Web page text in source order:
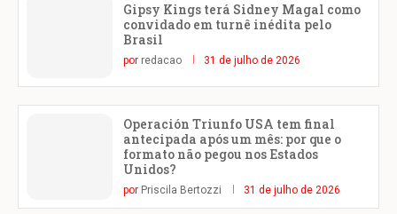
Gipsy Kings terá Sidney Magal como
convidado em turnê inédita pelo
Brasil
por redacao 31 de julho de 2026
Operación Triunfo USA tem final
antecipada após um mês: por que o
formato não pegou nos Estados
Unidos?
por Priscila Bertozzi 31 de julho de 2026